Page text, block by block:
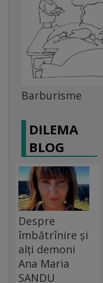
Barburisme
DILEMA
BLOG
Despre
îmbătrînire și
alți demoni
Ana Maria
SANDU